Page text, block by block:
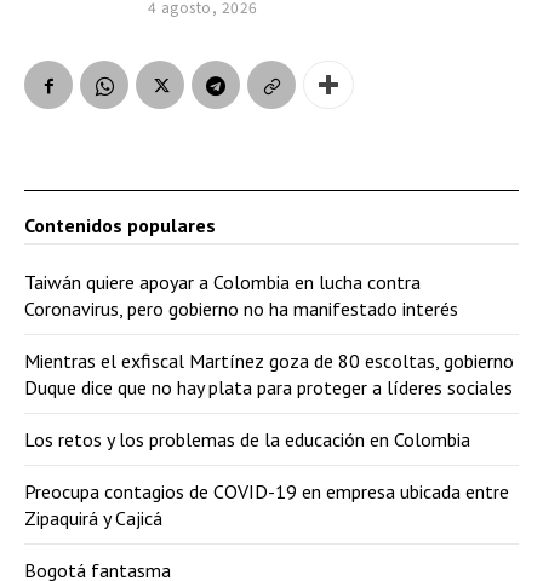
4 agosto, 2026
Contenidos populares
Taiwán quiere apoyar a Colombia en lucha contra
Coronavirus, pero gobierno no ha manifestado interés
Mientras el exfiscal Martínez goza de 80 escoltas, gobierno
Duque dice que no hay plata para proteger a líderes sociales
Los retos y los problemas de la educación en Colombia
Preocupa contagios de COVID-19 en empresa ubicada entre
Zipaquirá y Cajicá
Bogotá fantasma